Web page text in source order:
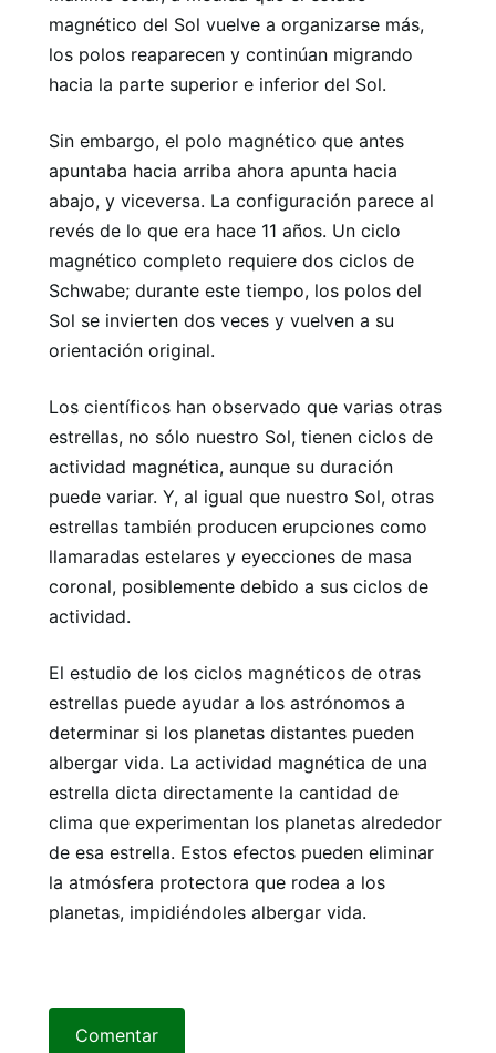
magnético del Sol vuelve a organizarse más,
los polos reaparecen y continúan migrando
hacia la parte superior e inferior del Sol.
Sin embargo, el polo magnético que antes
apuntaba hacia arriba ahora apunta hacia
abajo, y viceversa. La configuración parece al
revés de lo que era hace 11 años. Un ciclo
magnético completo requiere dos ciclos de
Schwabe; durante este tiempo, los polos del
Sol se invierten dos veces y vuelven a su
orientación original.
Los científicos han observado que varias otras
estrellas, no sólo nuestro Sol, tienen ciclos de
actividad magnética, aunque su duración
puede variar. Y, al igual que nuestro Sol, otras
estrellas también producen erupciones como
llamaradas estelares y eyecciones de masa
coronal, posiblemente debido a sus ciclos de
actividad.
El estudio de los ciclos magnéticos de otras
estrellas puede ayudar a los astrónomos a
determinar si los planetas distantes pueden
albergar vida. La actividad magnética de una
estrella dicta directamente la cantidad de
clima que experimentan los planetas alrededor
de esa estrella. Estos efectos pueden eliminar
la atmósfera protectora que rodea a los
planetas, impidiéndoles albergar vida.
Comentar